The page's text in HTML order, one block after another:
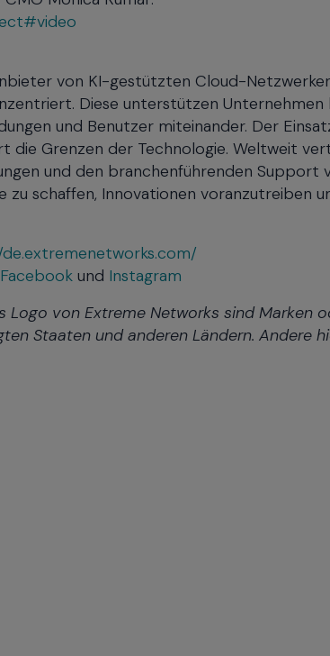
von KI-gestützten Cloud-
Diese unterstützen Unternehmen
und Benutzer miteinander. Der
die Grenzen der Technologie. Weltweit
und den branchenführenden Support
zu schaffen, Innovationen voranzutreiben
Facebook und Instagram
Logo von Extreme Networks sind Marken
Staaten und anderen Ländern. Andere